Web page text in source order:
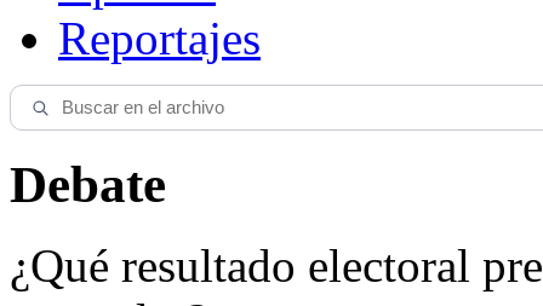
Reportajes
Debate
¿Qué resultado electoral